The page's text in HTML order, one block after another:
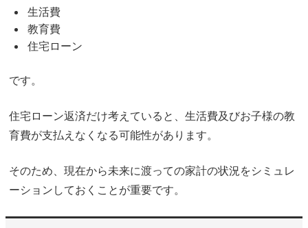
生活費
教育費
住宅ローン
です。
住宅ローン返済だけ考えていると、生活費及びお子様の教
育費が支払えなくなる可能性があります。
そのため、現在から未来に渡っての家計の状況をシミュレ
ーションしておくことが重要です。